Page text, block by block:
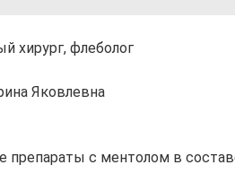
хирург, флеболог
Яковлевна
препараты с ментолом в